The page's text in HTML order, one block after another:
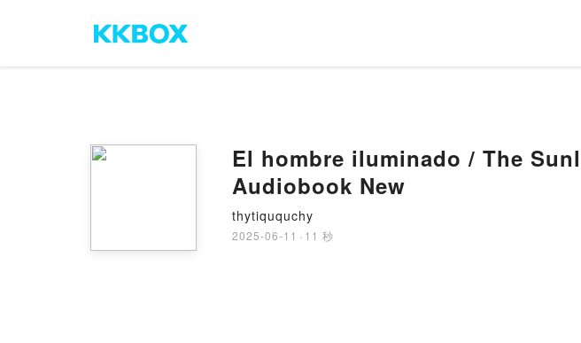
El hombre iluminado / The
Audiobook New
thytiququchy
2025-06-11 · 11 秒